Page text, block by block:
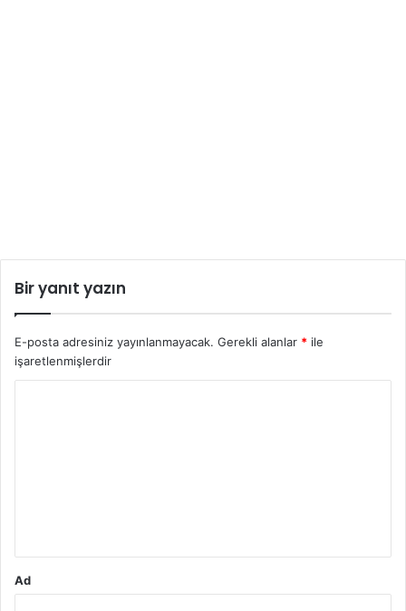
Bir yanıt yazın
E-posta adresiniz yayınlanmayacak. Gerekli alanlar * ile
işaretlenmişlerdir
Ad